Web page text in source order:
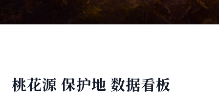
桃花源 保护地 数据看板